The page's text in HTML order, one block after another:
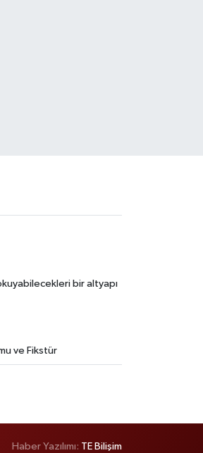
bir altyapı
ve Fikstür
Haber Yazılımı: TE Bilişim